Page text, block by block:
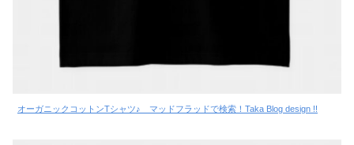
オーガニックコットンTシャツ♪ マッドフラッドで検索！Taka Blog design !!